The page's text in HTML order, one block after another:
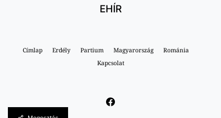
EHÍR
Címlap Erdély Partium Magyarország
Románia
Kapcsolat